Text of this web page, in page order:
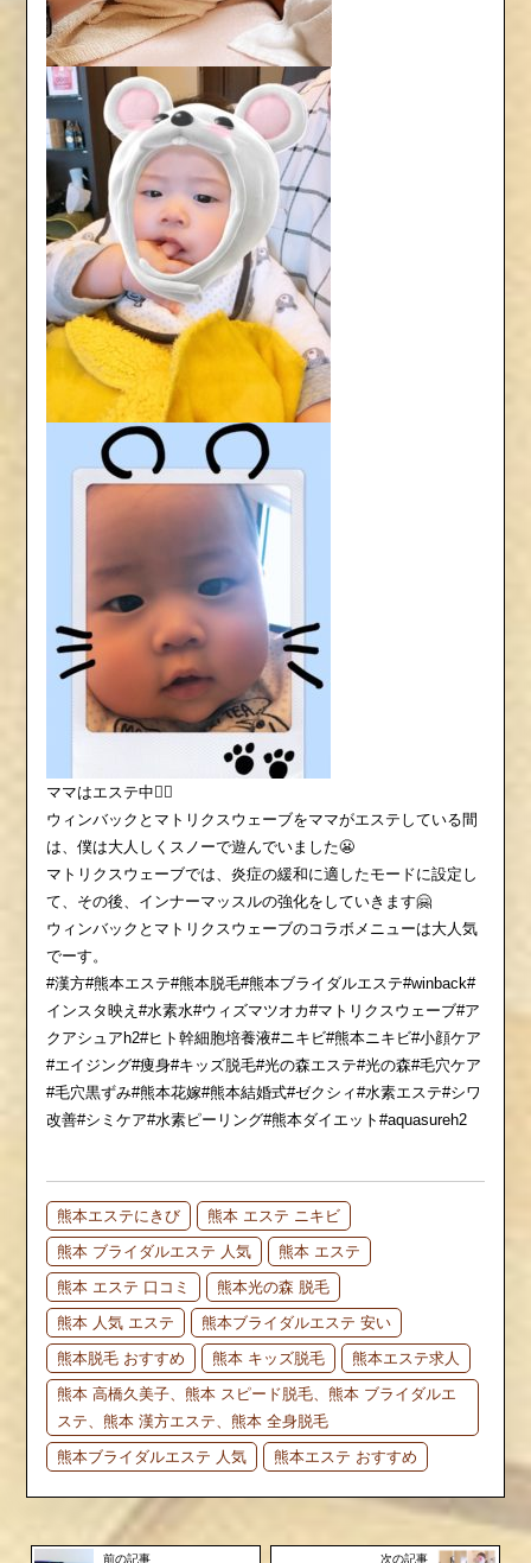
ママはエステ中💆‍♀️
ウィンバックとマトリクスウェーブをママがエステしている間
は、僕は大人しくスノーで遊んでいました😬
マトリクスウェーブでは、炎症の緩和に適したモードに設定し
て、その後、インナーマッスルの強化をしていきます🤗
ウィンバックとマトリクスウェーブのコラボメニューは大人気
でーす。
#漢方#熊本エステ#熊本脱毛#熊本ブライダルエステ#winback#
インスタ映え#水素水#ウィズマツオカ#マトリクスウェーブ#ア
クアシュアh2#ヒト幹細胞培養液#ニキビ#熊本ニキビ#小顔ケア
#エイジング#痩身#キッズ脱毛#光の森エステ#光の森#毛穴ケア
#毛穴黒ずみ#熊本花嫁#熊本結婚式#ゼクシィ#水素エステ#シワ
改善#シミケア#水素ピーリング#熊本ダイエット#aquasureh2
熊本エステにきび
熊本 エステ ニキビ
熊本 ブライダルエステ 人気
熊本 エステ
熊本 エステ 口コミ
熊本光の森 脱毛
熊本 人気 エステ
熊本ブライダルエステ 安い
熊本脱毛 おすすめ
熊本 キッズ脱毛
熊本エステ求人
熊本 高橋久美子、熊本 スピード脱毛、熊本 ブライダルエ
ステ、熊本 漢方エステ、熊本 全身脱毛
熊本ブライダルエステ 人気
熊本エステ おすすめ
前の記事 次の記事